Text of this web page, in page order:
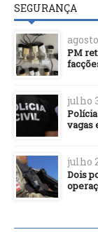
SEGURANÇA
PM
julho
vagas
julho
Dois